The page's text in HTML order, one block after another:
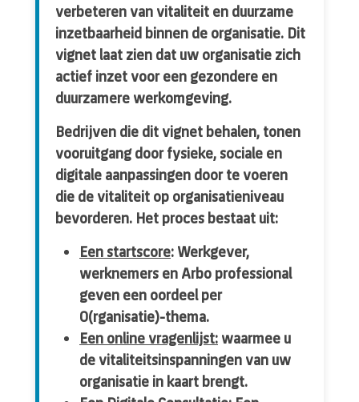
verbeteren van vitaliteit en duurzame
inzetbaarheid binnen de organisatie. Dit
vignet laat zien dat uw organisatie zich
actief inzet voor een gezondere en
duurzamere werkomgeving.
Bedrijven die dit vignet behalen, tonen
vooruitgang door fysieke, sociale en
digitale aanpassingen door te voeren
die de vitaliteit op organisatieniveau
bevorderen. Het proces bestaat uit:
Een startscore: Werkgever,
werknemers en Arbo professional
geven een oordeel per
O(rganisatie)-thema.
Een online vragenlijst: waarmee u
de vitaliteitsinspanningen van uw
organisatie in kaart brengt.